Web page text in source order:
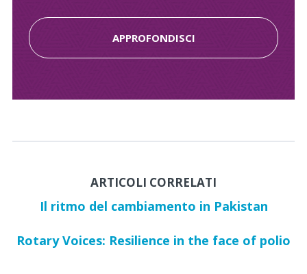
APPROFONDISCI
ARTICOLI CORRELATI
Il ritmo del cambiamento in Pakistan
Rotary Voices: Resilience in the face of polio